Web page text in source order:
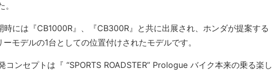
時には『CB1000R』、『CB300R』と共に出展され、ホンダが提案する
モデルの1台としての位置付けされたモデルです。
コンセプトは『 “SPORTS ROADSTER” Prologue バイク本来の乗る楽し